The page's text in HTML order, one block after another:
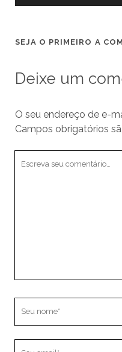
SEJA O PRIMEIRO A
Deixe um
O seu endereço de e-
Campos obrigatórios